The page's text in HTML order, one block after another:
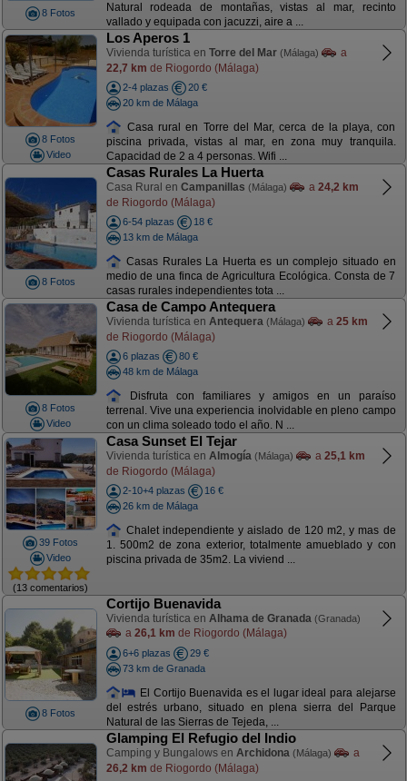
8 Fotos
Natural rodeada de montañas, vistas al mar, recinto
vallado y equipada con jacuzzi, aire a ...
8 Fotos
Video
Los Aperos 1
Vivienda turística en Torre del Mar (Málaga)
a
22,7 km de Riogordo (Málaga)
2-4 plazas
20 €
20 km de Málaga
Casa rural en Torre del Mar, cerca de la playa, con
piscina privada, vistas al mar, en zona muy tranquila.
Capacidad de 2 a 4 personas. Wifi ...
8 Fotos
Casas Rurales La Huerta
Casa Rural en Campanillas (Málaga) a 24,2 km
de Riogordo (Málaga)
6-54 plazas
18 €
13 km de Málaga
Casas Rurales La Huerta es un complejo situado en
medio de una finca de Agricultura Ecológica. Consta de 7
casas rurales independientes tota ...
8 Fotos
Video
Casa de Campo Antequera
Vivienda turística en Antequera (Málaga) a 25 km
de Riogordo (Málaga)
6 plazas
80 €
48 km de Málaga
Disfruta con familiares y amigos en un paraíso
terrenal. Vive una experiencia inolvidable en pleno campo
con un clima soleado todo el año. N ...
39 Fotos
Video
(13 comentarios)
Casa Sunset El Tejar
Vivienda turística en Almogía (Málaga) a 25,1 km
de Riogordo (Málaga)
2-10+4 plazas
16 €
26 km de Málaga
Chalet independiente y aislado de 120 m2, y mas de
1. 500m2 de zona exterior, totalmente amueblado y con
piscina privada de 35m2. La viviend ...
8 Fotos
Cortijo Buenavida
Vivienda turística en Alhama de Granada (Granada)
a 26,1 km de Riogordo (Málaga)
6+6 plazas
29 €
73 km de Granada
El Cortijo Buenavida es el lugar ideal para alejarse
del estrés urbano, situado en plena sierra del Parque
Natural de las Sierras de Tejeda, ...
Glamping El Refugio del Indio
Camping y Bungalows en Archidona (Málaga)
a
26,2 km de Riogordo (Málaga)